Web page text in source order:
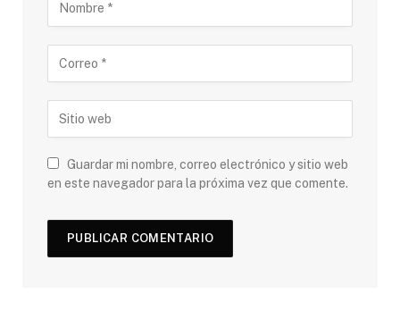
Guardar mi nombre, correo electrónico y sitio web
en este navegador para la próxima vez que comente.